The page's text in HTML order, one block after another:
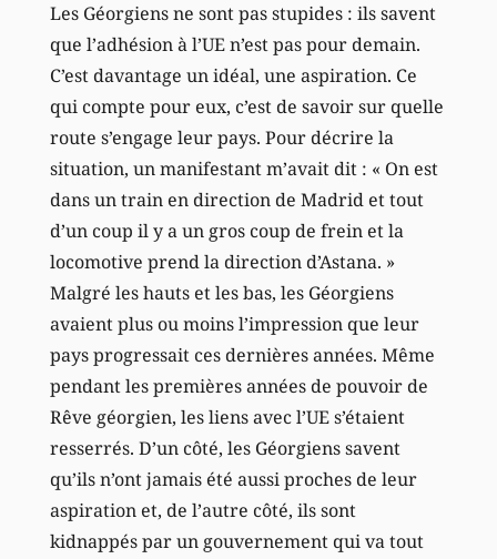
Les Géorgiens ne sont pas stupides : ils savent
que l’adhésion à l’UE n’est pas pour demain.
C’est davantage un idéal, une aspiration. Ce
qui compte pour eux, c’est de savoir sur quelle
route s’engage leur pays. Pour décrire la
situation, un manifestant m’avait dit : « On est
dans un train en direction de Madrid et tout
d’un coup il y a un gros coup de frein et la
locomotive prend la direction d’Astana. »
Malgré les hauts et les bas, les Géorgiens
avaient plus ou moins l’impression que leur
pays progressait ces dernières années. Même
pendant les premières années de pouvoir de
Rêve géorgien, les liens avec l’UE s’étaient
resserrés. D’un côté, les Géorgiens savent
qu’ils n’ont jamais été aussi proches de leur
aspiration et, de l’autre côté, ils sont
kidnappés par un gouvernement qui va tout